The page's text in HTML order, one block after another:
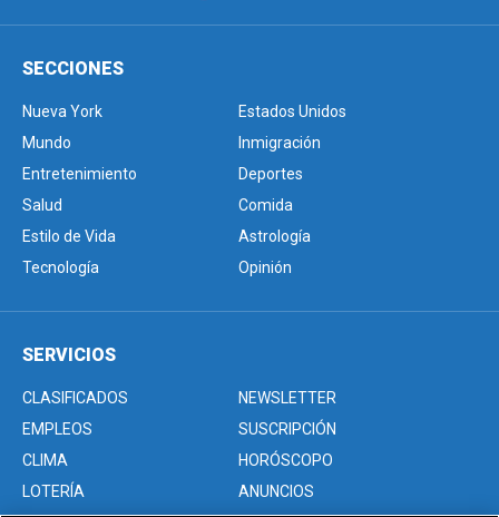
SECCIONES
Nueva York
Estados Unidos
Mundo
Inmigración
Entretenimiento
Deportes
Salud
Comida
Estilo de Vida
Astrología
Tecnología
Opinión
SERVICIOS
CLASIFICADOS
NEWSLETTER
EMPLEOS
SUSCRIPCIÓN
CLIMA
HORÓSCOPO
LOTERÍA
ANUNCIOS